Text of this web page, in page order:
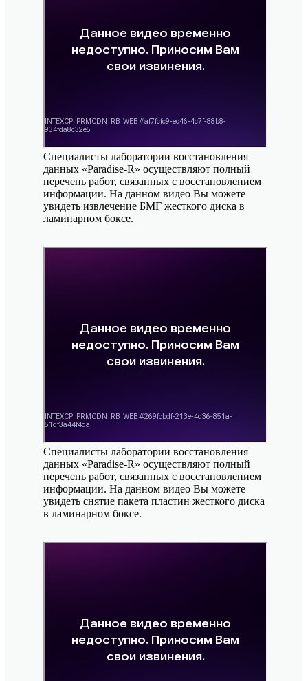
Специалисты лаборатории восстановления
данных «Paradise-R» осуществляют полный
перечень работ, связанных с восстановлением
информации. На данном видео Вы можете
увидеть извлечение БМГ жесткого диска в
ламинарном боксе.
Специалисты лаборатории восстановления
данных «Paradise-R» осуществляют полный
перечень работ, связанных с восстановлением
информации. На данном видео Вы можете
увидеть снятие пакета пластин жесткого диска
в ламинарном боксе.